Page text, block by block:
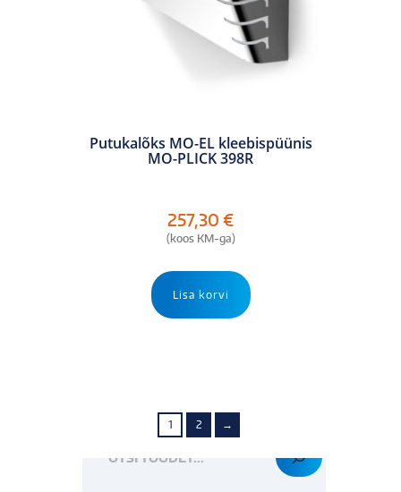
Putukalõks MO-EL kleebispüünis
MO-PLICK 398R
257,30 €
(koos KM-ga)
Lisa korvi
1 2 →
OTSI TOODET